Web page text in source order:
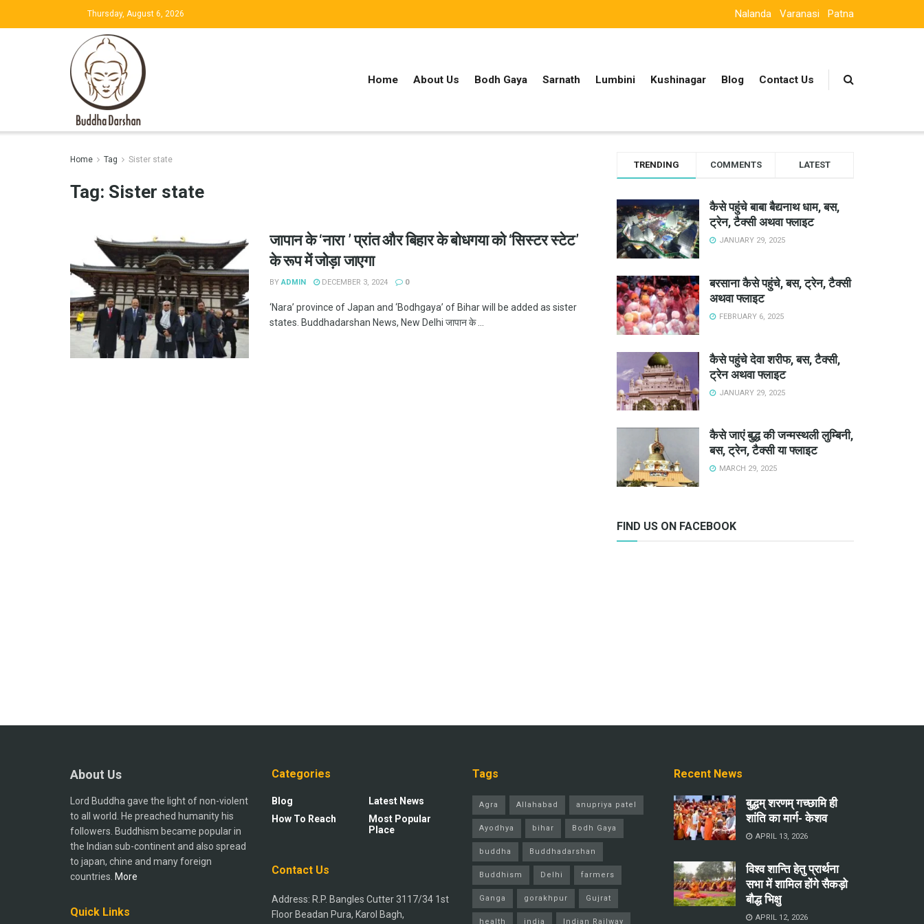
Thursday, August 6, 2026 Nalanda Varanasi Patna
Home About Us Bodh Gaya Sarnath Lumbini Kushinagar Blog Contact Us
Home Tag Sister state
Tag: Sister state
जापान के ‘नारा ’ प्रांत और बिहार के बोधगया को ‘सिस्टर स्टेट’
के रूप में जोड़ा जाएगा
BY ADMIN DECEMBER 3, 2024 0
‘Nara’ province of Japan and ‘Bodhgaya’ of Bihar will be added as sister
states. Buddhadarshan News, New Delhi जापान के ...
TRENDING COMMENTS LATEST
कैसे पहुंचे बाबा बैद्यनाथ धाम, बस,
ट्रेन, टैक्सी अथवा फ्लाइट
JANUARY 29, 2025
बरसाना कैसे पहुंचे, बस, ट्रेन, टैक्सी
अथवा फ्लाइट
FEBRUARY 6, 2025
कैसे पहुंचे देवा शरीफ, बस, टैक्सी,
ट्रेन अथवा फ्लाइट
JANUARY 29, 2025
कैसे जाएं बुद्ध की जन्मस्थली लुम्बिनी,
बस, ट्रेन, टैक्सी या फ्लाइट
MARCH 29, 2025
FIND US ON FACEBOOK
About Us
Lord Buddha gave the light of non-violent
to all world. He preached humanity his
followers. Buddhism became popular in
the Indian sub-continent and also spread
to japan, chine and many foreign
countries. More
Quick Links
Categories
Blog
How To Reach
Latest News
Most Popular
Place
Contact Us
Address: R.P. Bangles Cutter 3117/34 1st
Floor Beadan Pura, Karol Bagh,
Tags
Agra Allahabad anupriya patel
Ayodhya bihar Bodh Gaya
buddha Buddhadarshan
Buddhism Delhi farmers
Ganga gorakhpur Gujrat
health india Indian Railway
Recent News
बुद्धम् शरणम् गच्छामि ही
शांति का मार्ग- केशव
APRIL 13, 2026
विश्व शान्ति हेतु प्रार्थना
सभा में शामिल होंगे सैकड़ो
बौद्ध भिक्षु
APRIL 12, 2026